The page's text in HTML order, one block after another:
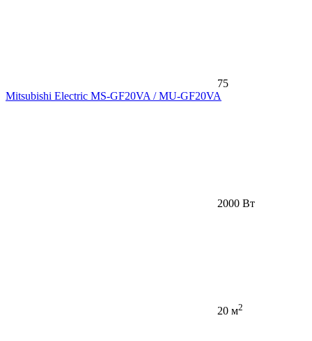
75
Mitsubishi Electric MS-GF20VA / MU-GF20VA
2000 Вт
20 м2